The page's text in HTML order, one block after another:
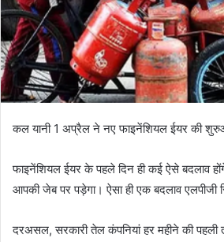
कल यानी 1 अप्रैल ने नए फाइनेंशियल ईयर की
फाइनेंशियल ईयर के पहले दिन ही कई ऐसे बदलाव
आपकी जेब पर पड़ेगा। ऐसा ही एक बदलाव
दरअसल, सरकारी तेल कंपनियां हर महीने की पहली